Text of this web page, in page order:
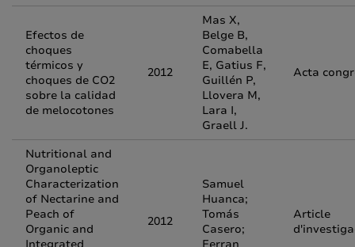
Efectos de
choques
térmicos y
choques de CO2
sobre la calidad
de melocotones
2012
Mas X,
Belge B,
Comabella
E, Gatius F,
Guillén P,
Llovera M,
Lara I,
Graell J.
Acta
Nutritional and
Organoleptic
Characterization
of Nectarine and
Peach of
Organic and
2012
Samuel
Huanca;
Tomás
Casero;
Article